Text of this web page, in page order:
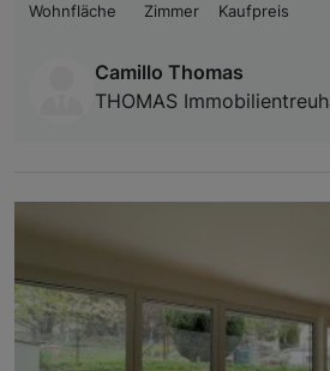
Wohnfläche
Zimmer Kaufpreis
Camillo Thomas
THOMAS